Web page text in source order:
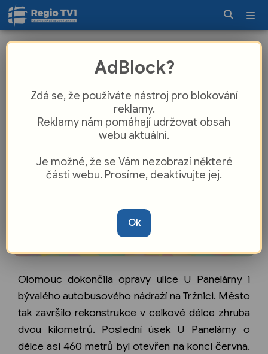
autobusového nádraží je dokončena
Olomouc dokončila opravy ulice U Panelárny i
bývalého autobusového nádraží na Tržnici. Město
tak završilo rekonstrukce v celkové délce zhruba
dvou kilometrů. Poslední úsek U Panelárny o
délce asi 460 metrů byl otevřen na konci června.
AdBlock?
Zdá se, že používáte nástroj pro blokování
reklamy.
Reklamy nám pomáhají udržovat obsah
webu aktuální.
Je možné, že se Vám nezobrazí některé
části webu. Prosíme, deaktivujte jej.
Ok